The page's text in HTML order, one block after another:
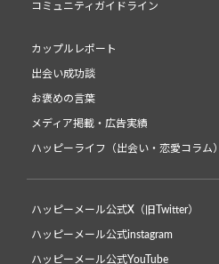
コミュニティガイドライン
カップルレポート
出会い成功談
お褒めの言葉
メディア掲載・広告実績
ハッピーライフ（出会い・恋愛コラム）
ハッピーメール公式X（旧Twitter）
ハッピーメール公式instagram
ハッピーメール公式YouTube